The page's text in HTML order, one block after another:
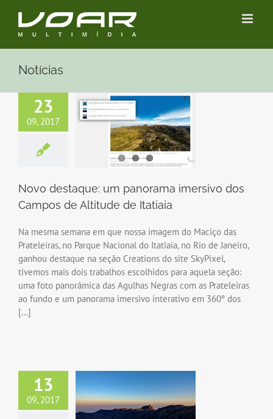
conteúdo
Notícias
23
09, 2017
Novo destaque: um panorama imersivo dos
Campos de Altitude de Itatiaia
Na mesma semana em que nossa imagem do Maciço das
Prateleiras, no Parque Nacional do Itatiaia, no Rio de Janeiro,
ganhou destaque na seção Creations do site SkyPixel,
tivemos mais dois trabalhos escolhidos para aquela seção:
uma foto panorâmica das Agulhas Negras com as Prateleiras
ao fundo e um panorama imersivo interativo em 360º dos
[...]
13
09, 2017